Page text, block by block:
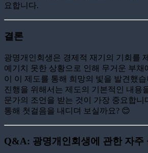
요합니다.
결론
광명개인회생은 경제적 재기의 기회를
예기치 못한 상황으로 인해 무거운 부채
이 이 제도를 통해 희망의 빛을 발견했습
진행을 위해서는 제도의 기본적인 내용
문가의 조언을 받는 것이 가장 중요합니
통해 첫걸음을 내디뎌 보실까요? 😊
Q&A: 광명개인회생에 관한 자주